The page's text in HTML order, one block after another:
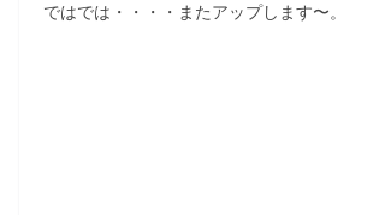
ではでは・・・・またアップします〜。